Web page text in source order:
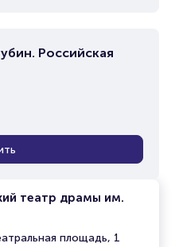
театр драмы им.
площадь, 1
Российская